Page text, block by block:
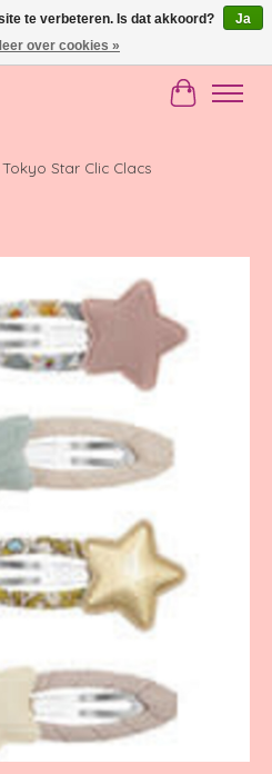
Star Clic Clacs
te verbeteren. Is dat akkoord?
Ja
over cookies »